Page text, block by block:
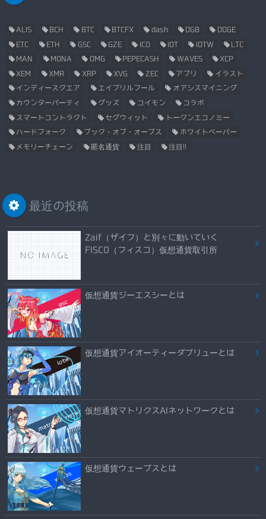
ALIS BCH BTC BTCFX dash DGB DOGE
ETC ETH GSC GZE ICO IOT IOTW LTC
MAN MONA OMG PEPECASH WAVES XCP
XEM XMR XRP XVG ZEC アプリ イラスト
インディースクエア エイプリルフール オアシスマイニング
カウンターパーティ グッズ コイモン コラボ
スマートコントラクト セグウィット トークンエコノミー
ハードフォーク ブック・オブ・オーブス ホワイトペーパー
メモリーチェーン 匿名通貨 注目 注目!!
最近の投稿
Zaif（ザイフ）と別々に動いていく
FISCO（フィスコ）仮想通貨取引所
仮想通貨ジーエスシーとは
仮想通貨アイオーティーダブリューとは
仮想通貨マトリクスAIネットワークとは
仮想通貨ウェーブスとは